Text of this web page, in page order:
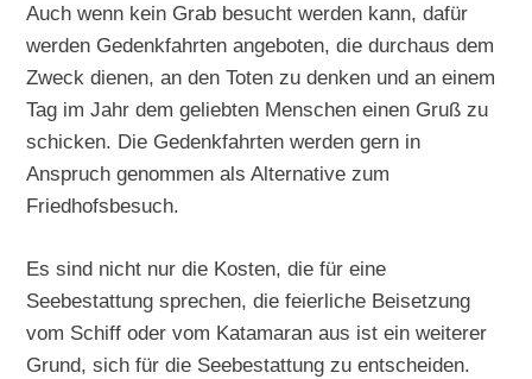
Auch wenn kein Grab besucht werden kann, dafür
werden Gedenkfahrten angeboten, die durchaus dem
Zweck dienen, an den Toten zu denken und an einem
Tag im Jahr dem geliebten Menschen einen Gruß zu
schicken. Die Gedenkfahrten werden gern in
Anspruch genommen als Alternative zum
Friedhofsbesuch.
Es sind nicht nur die Kosten, die für eine
Seebestattung sprechen, die feierliche Beisetzung
vom Schiff oder vom Katamaran aus ist ein weiterer
Grund, sich für die Seebestattung zu entscheiden.